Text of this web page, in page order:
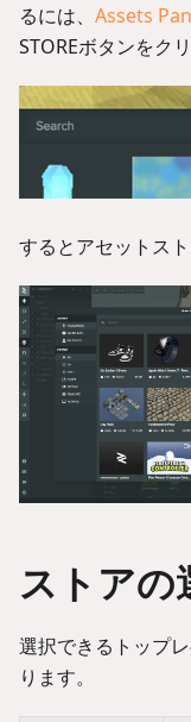
るには、 Assets
STOREボタンをク
するとアセットスト
ストアの
選択できるトップ
ります。